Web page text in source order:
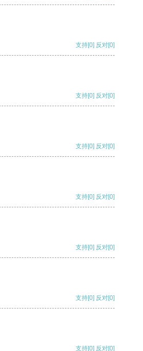
支持[0] 反对[0]
支持[0] 反对[0]
支持[0] 反对[0]
支持[0] 反对[0]
支持[0] 反对[0]
支持[0] 反对[0]
支持[0] 反对[0]